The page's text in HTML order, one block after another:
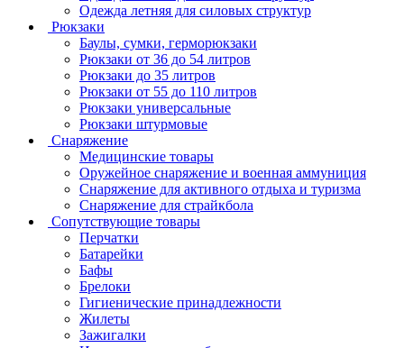
Одежда летняя для силовых структур
Рюкзаки
Баулы, сумки, герморюкзаки
Рюкзаки от 36 до 54 литров
Рюкзаки до 35 литров
Рюкзаки от 55 до 110 литров
Рюкзаки универсальные
Рюкзаки штурмовые
Снаряжение
Медицинские товары
Оружейное снаряжение и военная аммуниция
Снаряжение для активного отдыха и туризма
Снаряжение для страйкбола
Сопутствующие товары
Перчатки
Батарейки
Бафы
Брелоки
Гигиенические принадлежности
Жилеты
Зажигалки